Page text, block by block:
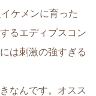
ケメンに育った
るエディプスコン
は刺激の強すぎる
なんです。オスス